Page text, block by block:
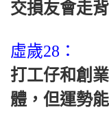
交損友會走
虛歲28：
打工仔和創
體，但運勢